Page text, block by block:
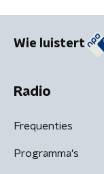
Wie luistert
Radio
Frequenties
Programma's